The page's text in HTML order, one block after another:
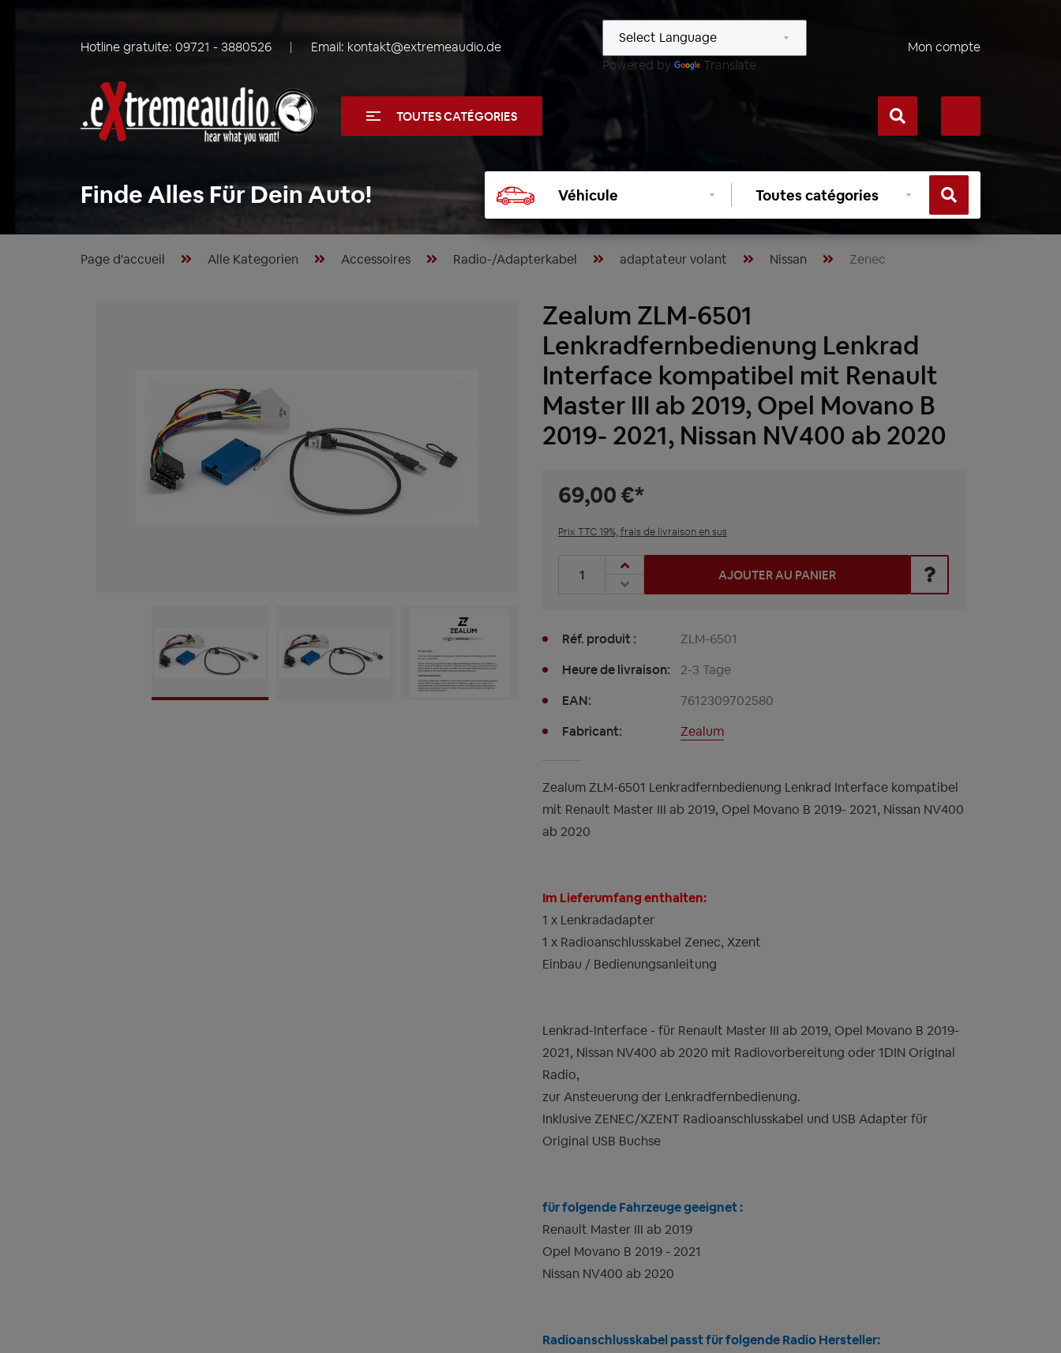
Hotline gratuite: 09721 - 3880526 Email: kontakt@extremeaudio.de
Powered by
Translate
Mon compte
TOUTES CATÉGORIES
Finde Alles Für Dein Auto!
un
véhicule
Sélectionner
catégorie
Page d'accueil Alle Kategorien Accessoires Radio-/Adapterkabel adaptateur volant Nissan Zenec
Zealum ZLM-6501
Lenkradfernbedienung Lenkrad
Interface kompatibel mit Renault
Master III ab 2019, Opel Movano B
2019- 2021, Nissan NV400 ab 2020
69,00 €*
Prix TTC 19%, frais de livraison en sus
Nombre de produits : entrez la valeur souhaitée ou utilisez les boutons pour augmenter
AJOUTER AU PANIER
Réf. produit :
ZLM-6501
Heure de livraison:
2-3 Tage
EAN:
7612309702580
Fabricant:
Zealum
Zealum ZLM-6501 Lenkradfernbedienung Lenkrad Interface kompatibel
mit Renault Master III ab 2019, Opel Movano B 2019- 2021, Nissan NV400
ab 2020
Im Lieferumfang enthalten:
1 x Lenkradadapter
1 x Radioanschlusskabel Zenec, Xzent
Einbau / Bedienungsanleitung
Lenkrad-Interface - für Renault Master III ab 2019, Opel Movano B 2019-
2021, Nissan NV400 ab 2020 mit Radiovorbereitung oder 1DIN OrigInal
Radio,
zur Ansteuerung der Lenkradfernbedienung.
Inklusive ZENEC/XZENT Radioanschlusskabel und USB Adapter für
Original USB Buchse
für folgende Fahrzeuge geeignet :
Renault Master III ab 2019
Opel Movano B 2019 - 2021
Nissan NV400 ab 2020
Radioanschlusskabel passt für folgende Radio Hersteller: